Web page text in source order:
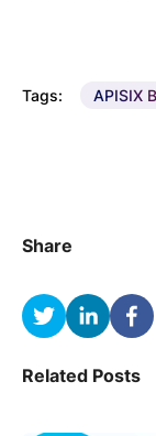
Tags: APISIX
Share
Related Posts